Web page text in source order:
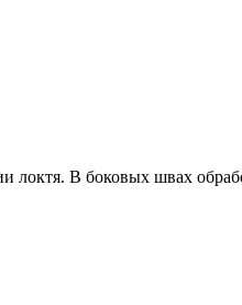
локтя. В боковых швах